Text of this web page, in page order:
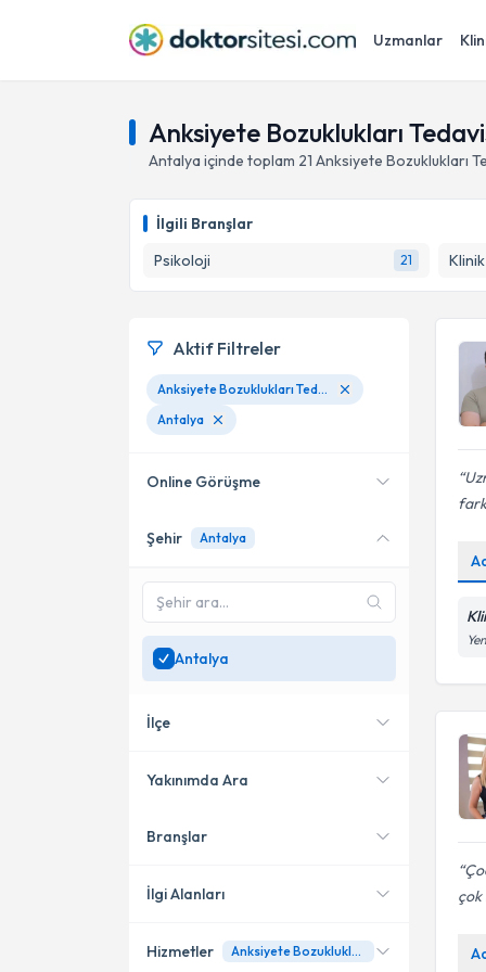
Uzmanlar
Anksiyete Bozuklukları
Antalya içinde toplam 21 Anksiyete Bozuklukları
İlgili Branşlar
Psikoloji
21
çok
Aktif Filtreler
Anksiyete Bozuklukları Tedavisi
Antalya
Online Görüşme
Online danışmanlık sunan
SadeceAntalya
uzman ara
Şehir Antalya
Antalya
İlçe
Muratpaşa
Konyaaltı
Yakınımda Ara
Konumuma yakın uzmanları
Branşlar
Psikoloji
İlgi Alanları
Hizmetler Anksiyete Bozuklukları Tedavisi